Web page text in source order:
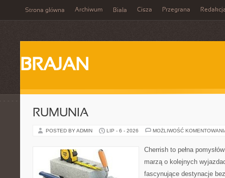
Strona główna Archiwum Biała Cisza Przegrana
BRAJAN
RUMUNIA
POSTED BY ADMIN LIP - 6 - 2026 MOŻLIWOŚĆ
Cherrish to pełna
marzą o kolejnych
fascynujące destynacje